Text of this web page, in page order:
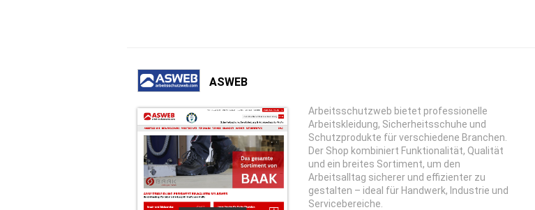
ASWEB
Arbeitsschutzweb bietet professionelle
Arbeitskleidung, Sicherheitsschuhe und
Schutzprodukte für verschiedene Branchen.
Der Shop kombiniert Funktionalität, Qualität
und ein breites Sortiment, um den
Arbeitsalltag sicherer und effizienter zu
gestalten – ideal für Handwerk, Industrie und
Servicebereiche.